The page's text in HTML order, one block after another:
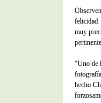
felicidad.
muy
“Uno de
hecho